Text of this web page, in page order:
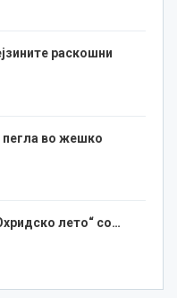
раскошни
пегла во жешко
лето“ со…